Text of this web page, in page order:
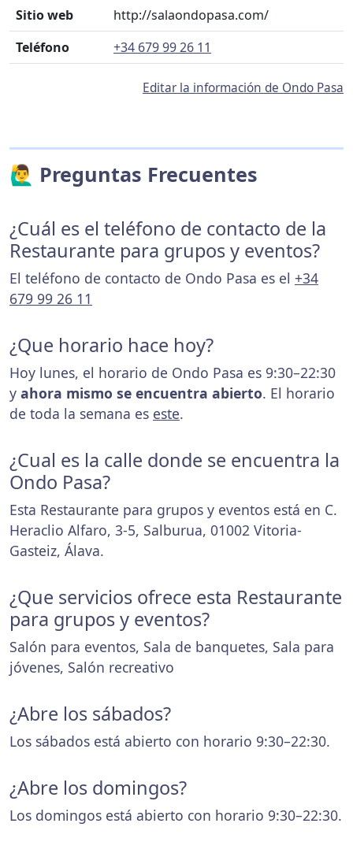
Sitio web
http://salaondopasa.com/
Teléfono
+34 679 99 26 11
Editar la información de Ondo Pasa
🙋‍♂️ Preguntas Frecuentes
¿Cuál es el teléfono de contacto de la
Restaurante para grupos y eventos?
El teléfono de contacto de Ondo Pasa es el +34
679 99 26 11
¿Que horario hace hoy?
Hoy lunes, el horario de Ondo Pasa es 9:30–22:30
y ahora mismo se encuentra abierto. El horario
de toda la semana es este.
¿Cual es la calle donde se encuentra la
Ondo Pasa?
Esta Restaurante para grupos y eventos está en C.
Heraclio Alfaro, 3-5, Salburua, 01002 Vitoria-
Gasteiz, Álava.
¿Que servicios ofrece esta Restaurante
para grupos y eventos?
Salón para eventos, Sala de banquetes, Sala para
jóvenes, Salón recreativo
¿Abre los sábados?
Los sábados está abierto con horario 9:30–22:30.
¿Abre los domingos?
Los domingos está abierto con horario 9:30–22:30.